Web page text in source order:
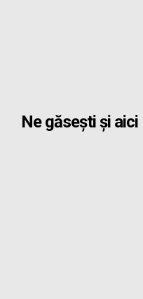
Ne găsești și aici